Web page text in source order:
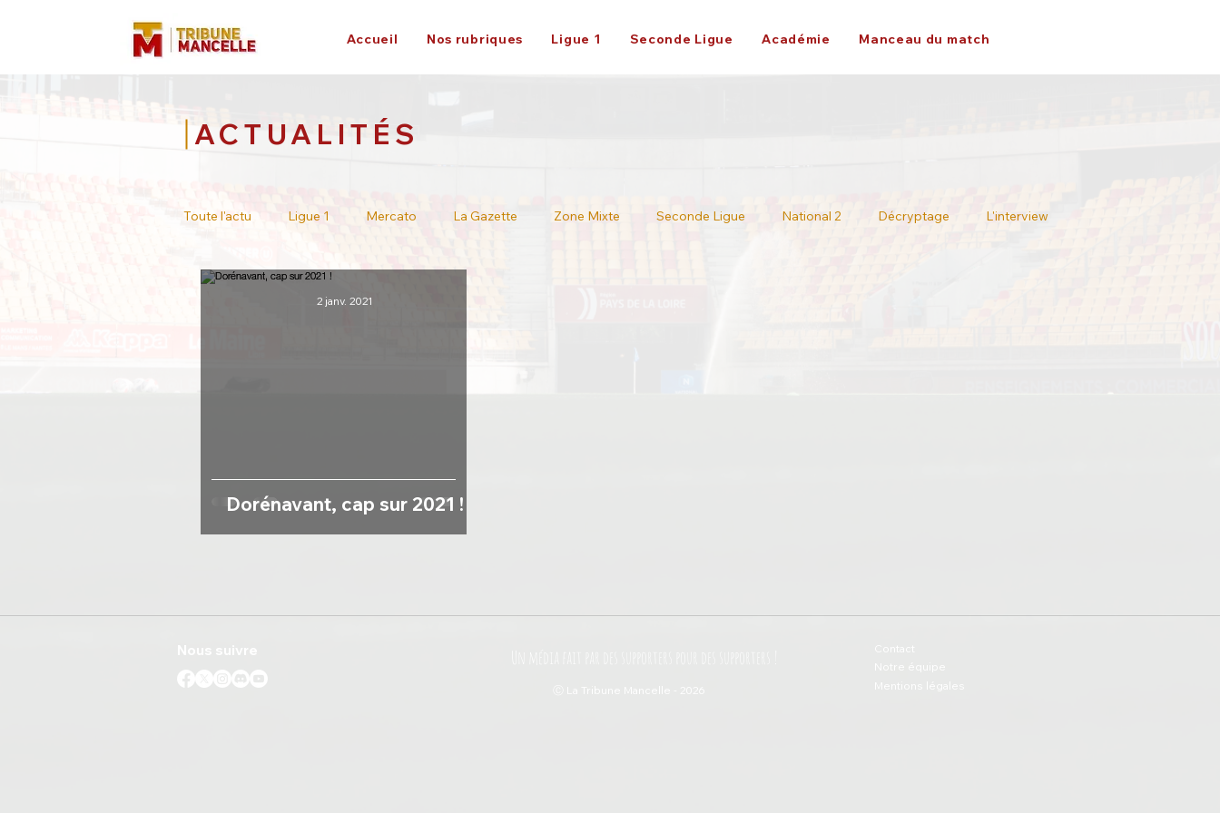
Accueil Nos rubriques Ligue 1 Seconde Ligue Académie Manceau du match
ACTUALITÉS
Toute l'actu Ligue 1 Mercato La Gazette Zone Mixte Seconde Ligue National 2 Décryptage L'interview
Dorénavant, cap sur 2021 !
2 janv. 2021
Ⓒ La Tribune Mancelle - 2026
Notre équipe